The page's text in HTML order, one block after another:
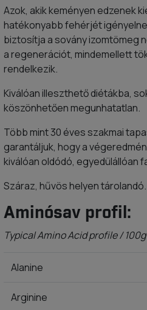
Azok, akik keményen edzenek
hatékonyabb fehérjét
biztosítja a sovány izomtömeg
a regenerációt, mindemellett
rendelkezik.
Kiválóan illeszthető diétákba,
köszönhetően megunhatatlan.
Több mint 30 éves szakmai
garantáljuk, hogy a
kiválóan oldódó, egyedülállóan
Száraz, hűvös helyen tárolandó.
Aminósav profil:
Typical Amino Acid profile /
Alanine
Arginine